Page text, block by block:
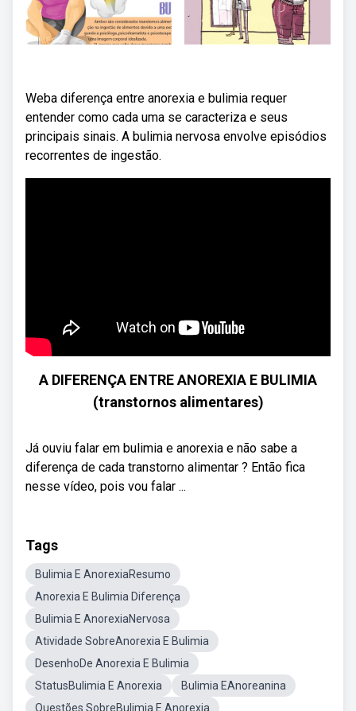
Weba diferença entre anorexia e bulimia requer
entender como cada uma se caracteriza e seus
principais sinais. A bulimia nervosa envolve episódios
recorrentes de ingestão.
A DIFERENÇA ENTRE ANOREXIA E BULIMIA
(transtornos alimentares)
Já ouviu falar em bulimia e anorexia e não sabe a
diferença de cada transtorno alimentar ? Então fica
nesse vídeo, pois vou falar ...
Tags
Bulimia E AnorexiaResumo
Anorexia E Bulimia Diferença
Bulimia E AnorexiaNervosa
Atividade SobreAnorexia E Bulimia
DesenhoDe Anorexia E Bulimia
StatusBulimia E Anorexia
Bulimia EAnoreanina
Questões SobreBulimia E Anorexia